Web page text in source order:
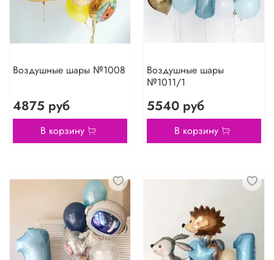
Воздушные шары №1008
4875 руб
В корзину
Воздушные шары
№1011/1
5540 руб
В корзину